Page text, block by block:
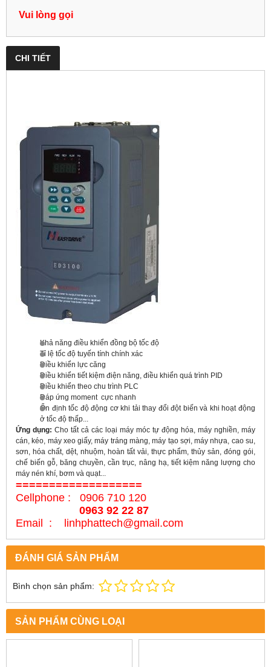
Vui lòng gọi
CHI TIẾT
Khả năng điều khiển đồng bộ tốc độ
Tỉ lệ tốc độ tuyến tính chính xác
Điều khiển lực căng
Điều khiển tiết kiệm điện năng, điều khiển quá trình PID
Điều khiển theo chu trình PLC
Đáp ứng moment cực nhanh
Ổn định tốc độ động cơ khi tải thay đổi đột biến và khi hoạt động
ở tốc độ thấp...
Ứng dụng: Cho tất cả các loại máy móc tự động hóa, máy nghiền, máy
cán, kéo, máy xeo giấy, máy tráng màng, máy tạo sợi, máy nhựa, cao su,
sơn, hóa chất, dệt, nhuộm, hoàn tất vải, thực phẩm, thủy sản, đóng gói,
chế biến gỗ, băng chuyền, cần trục, nâng hạ, tiết kiệm năng lượng cho
máy nén khí, bơm và quạt...
===================
Cellphone : 0906 710 120
0963 92 22 87
Email : linhphattech@gmail.com
ĐÁNH GIÁ SẢN PHẨM
Bình chọn sản phẩm:
SẢN PHẨM CÙNG LOẠI